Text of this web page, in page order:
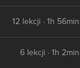
12 lekcji · 1h 56min
6 lekcji · 1h 2min